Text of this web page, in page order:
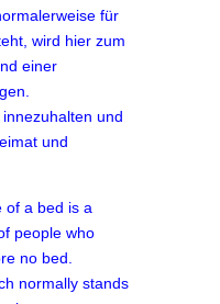
für
wird hier zum
einer
und
und
of a bed is a
people who
no bed.
normally stands